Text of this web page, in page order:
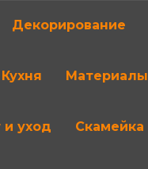
Декорирование
Кухня Материалы
и уход Скамейка